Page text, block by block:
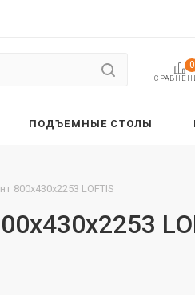
0
ПОДЪЕМНЫЕ СТОЛЫ
800х430х2253 LOFTIS